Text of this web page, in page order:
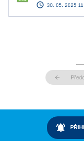
access_time 30. 05. 2025
arrow_back
notifications_active